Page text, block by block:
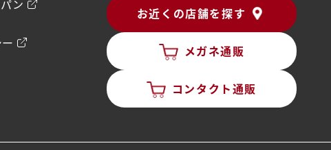
ン
お近くの店舗を探す
メガネ通販
コンタクト通販